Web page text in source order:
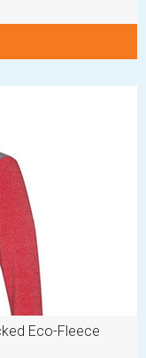
Eco-Fleece